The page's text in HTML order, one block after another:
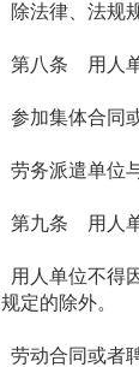
除法律、法规
第八条 用人单
参加集体合同
劳务派遣单位
第九条 用人单
用人单位不得
规定的除外。
劳动合同或者